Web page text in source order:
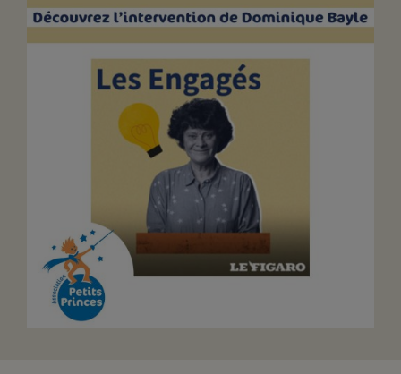
FAIRE UN DON
ASSURANCE VIE/LEGS
ESPACE PRESSE
BÉNÉVOLE
UN PETIT PRINCE